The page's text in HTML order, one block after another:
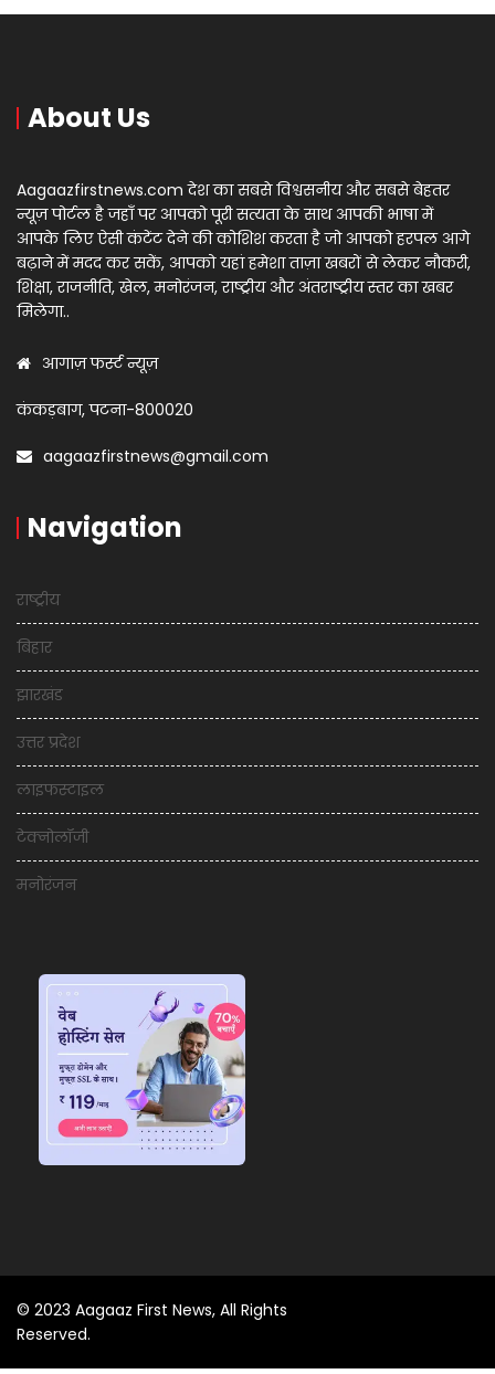
About Us
Aagaazfirstnews.com देश का सबसे विश्वसनीय और सबसे बेहतर
न्यूज़ पोर्टल है जहाँ पर आपको पूरी सत्यता के साथ आपकी भाषा में
आपके लिए ऐसी कंटेंट देने की कोशिश करता है जो आपको हरपल आगे
बढ़ाने में मदद कर सकें, आपको यहां हमेशा ताज़ा खबरों से लेकर नौकरी,
शिक्षा, राजनीति, खेल, मनोरंजन, राष्ट्रीय और अंतराष्ट्रीय स्तर का खबर
मिलेगा..
आगाज़ फर्स्ट न्यूज़
कंकड़बाग, पटना-800020
aagaazfirstnews@gmail.com
Navigation
राष्ट्रीय
बिहार
झारखंड
उत्तर प्रदेश
लाइफस्टाइल
टेक्नोलॉजी
मनोरंजन
© 2023 Aagaaz First News, All Rights
Reserved.